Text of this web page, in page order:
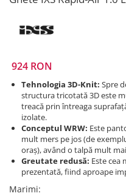
Urban
Off-Road
Sport
Incaltaminte Femei
Urban
Touring
Off-Road
Imbracaminte functionala
Echipamente de ploaie
Protectii motor
Utile
924 RON
Tehnologia 3D-Knit: Spre
structura tricotată 3D este
treacă prin întreaga
izolate.
Conceptul WRW: Este
mult mers pe jos (de
oraș), având o talpă mult
Greutate redusă: Este cea
prezentată, fiind aproape
Marimi: